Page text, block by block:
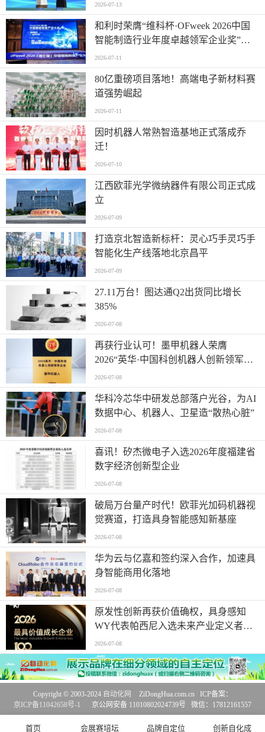
2026-07-13
和利时荣膺“维科杯·OFweek 2026中国
智能制造行业年度卓越领军企业奖”，
以自主创新实力引领智造新浪潮
2026-07-11
80亿重磅项目落地！高端电子新材料赛
道强势崛起
2026-07-11
因时机器人常熟智造基地正式落成乔
迁！
2026-07-10
江西欧菲光学微纳器件有限公司正式成
立
2026-07-09
打造京北智造新标杆：灵心巧手灵巧手
智能化生产线落地北京昌平
2026-07-09
27.11万台！图达通Q2出货同比增长
385%
2026-07-08
再获行业认可！墨甲机器人荣膺
2026“英华·中国科创机器人创新领军企
业”全产业链智能出海标杆
2026-07-08
华科冷芯华中研发总部落户光谷，为AI
数据中心、机器人、卫星造“散热心脏”
2026-07-08
喜讯！矽杰微电子入选2026年度福建省
数字经济创新型企业
2026-07-08
破局万台量产时代！欧菲光加码机器视
觉赛道，打造具身智能感知新基座
2026-07-08
华为云与亿嘉和签约深入合作，加速具
身智能商用化落地
2026-07-08
原发性创新再获价值确权，具身感知
WY代表帕西尼入选未来产业定义者榜
单
2026-07-08
首页 会展赛培坛 品牌自定位 创新自化成
Copyright © 2003-2024 自动化网
ZiDongHua.com.cn ICP备案：
京ICP备11042658号-1
京公网安备 11010802024739号 微信：17812161557